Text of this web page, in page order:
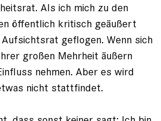
Als ich mich zu den
öffentlich kritisch geäußert
Aufsichtsrat geflogen. Wenn sich
großen Mehrheit äußern
nehmen. Aber es wird
nicht stattfindet.